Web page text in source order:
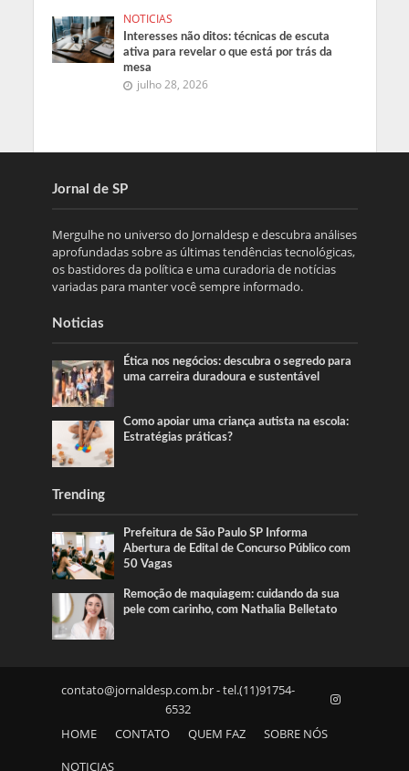
NOTICIAS
Interesses não ditos: técnicas de escuta
ativa para revelar o que está por trás da
mesa
julho 28, 2026
Jornal de SP
Mergulhe no universo do Jornaldesp e descubra análises
aprofundadas sobre as últimas tendências tecnológicas,
os bastidores da política e uma curadoria de notícias
variadas para manter você sempre informado.
Noticias
Ética nos negócios: descubra o segredo para
uma carreira duradoura e sustentável
Como apoiar uma criança autista na escola:
Estratégias práticas?
Trending
Prefeitura de São Paulo SP Informa
Abertura de Edital de Concurso Público com
50 Vagas
Remoção de maquiagem: cuidando da sua
pele com carinho, com Nathalia Belletato
contato@jornaldesp.com.br- tel.(11)91754-
6532
HOME
CONTATO QUEM FAZ SOBRE NÓS
NOTICIAS